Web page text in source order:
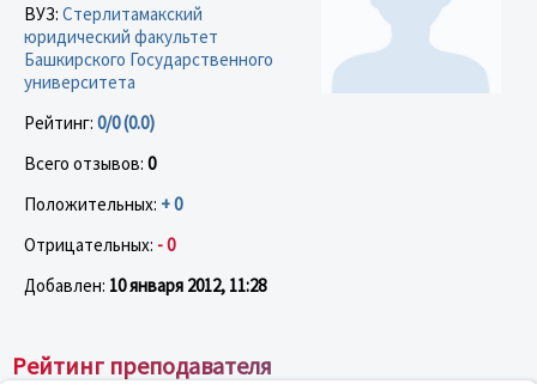
ВУЗ: Стерлитамакский
юридический факультет
Башкирского Государственного
университета
Рейтинг: 0/0 (0.0)
Всего отзывов: 0
Положительных: + 0
Отрицательных: - 0
Добавлен: 10 января 2012, 11:28
Рейтинг преподавателя